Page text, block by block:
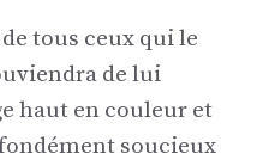
tous ceux qui le
de lui
haut en couleur et
soucieux